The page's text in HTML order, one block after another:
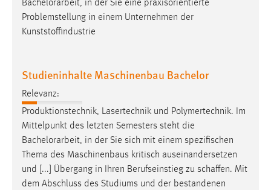
Bachelorarbeit, in der Sie eine praxisorientierte
Problemstellung in einem Unternehmen der
Kunststoffindustrie
Studieninhalte Maschinenbau Bachelor
Relevanz:
Produktionstechnik, Lasertechnik und Polymertechnik. Im
Mittelpunkt des letzten Semesters steht die
Bachelorarbeit, in der Sie sich mit einem spezifischen
Thema des Maschinenbaus kritisch auseinandersetzen
und [...] Übergang in Ihren Berufseinstieg zu schaffen. Mit
dem Abschluss des Studiums und der bestandenen
EXTERNE MEDIEN
Um Inhalte von Videoplattformen und Social Media
YouTube
Vimeo